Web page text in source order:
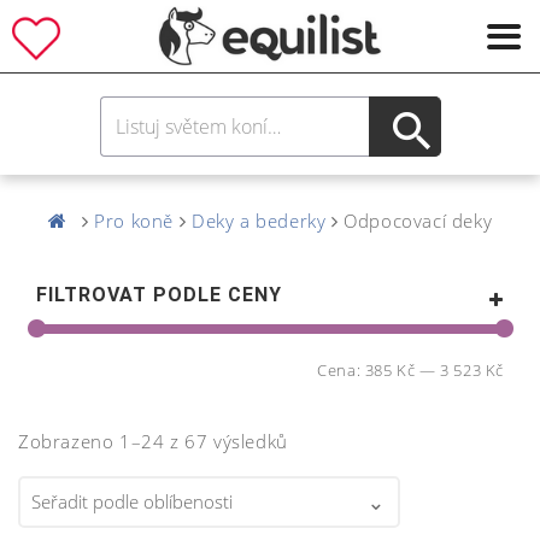
Pro koně Deky a bederky Odpocovací deky
FILTROVAT PODLE CENY
Cena: 385 Kč — 3 523 Kč
Zobrazeno 1–24 z 67 výsledků